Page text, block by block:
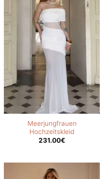
Meerjungfrauen
Hochzeitskleid
231.00€